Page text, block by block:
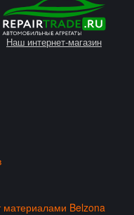
Наш интернет-магазин
Belzona